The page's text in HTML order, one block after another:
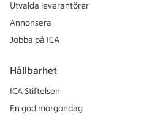
Utvalda leverantörer
Annonsera
Jobba på ICA
Hållbarhet
ICA Stiftelsen
En god morgondag